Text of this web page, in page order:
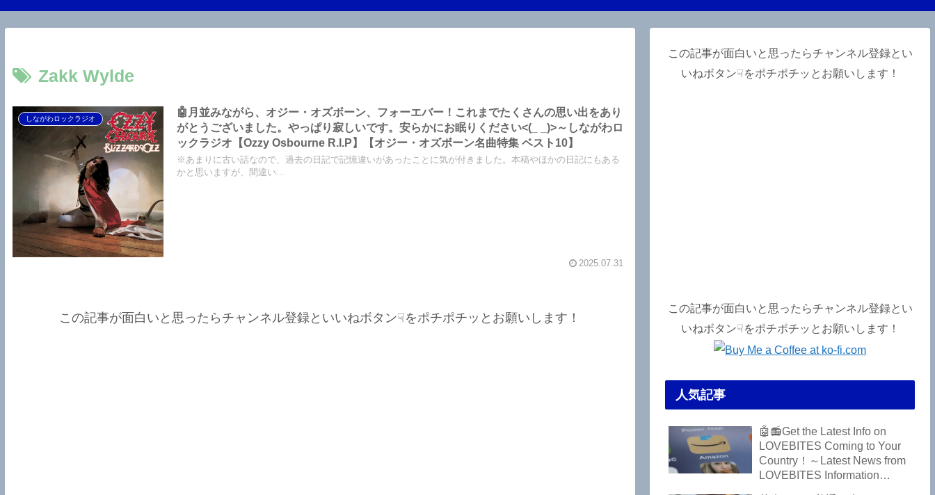
Zakk Wylde
しながわロックラジオ
🤖月並みながら、オジー・オズボーン、フォーエバー！これまでたくさんの思い出をあり
がとうございました。やっぱり寂しいです。安らかにお眠りください<(_ _)>～しながわロ
ックラジオ【Ozzy Osbourne R.I.P】【オジー・オズボーン名曲特集 ベスト10】
※あまりに古い話なので、過去の日記で記憶違いがあったことに気が付きました。本稿やほかの日記にもある
かと思いますが、間違い...
2025.07.31
この記事が面白いと思ったらチャンネル登録といいねボタン☟をポチポチッとお願いします！
この記事が面白いと思ったらチャンネル登録とい
いねボタン☟をポチポチッとお願いします！
この記事が面白いと思ったらチャンネル登録とい
いねボタン☟をポチポチッとお願いします！
人気記事
🤖📻Get the Latest Info on
LOVEBITES Coming to Your
Country！～Latest News from
LOVEBITES Information